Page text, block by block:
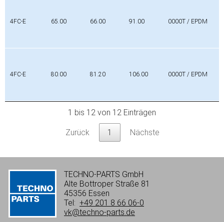
4FC-E 65.00 66.00 91.00 0000T / EPDM
4FC-E 80.00 81.20 106.00 0000T / EPDM
1 bis 12 von 12 Einträgen
Zurück 1 Nächste
TECHNO-PARTS GmbH
Alte Bottroper Straße 81
45356 Essen
Tel: +49 201 8 66 06-0
vk@techno-parts.de